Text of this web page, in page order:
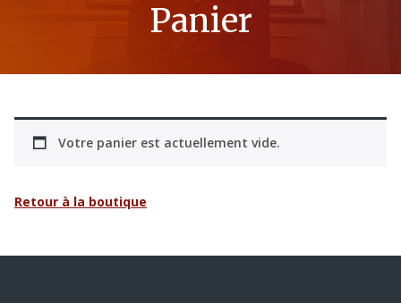
Panier
Votre panier est actuellement vide.
Retour à la boutique